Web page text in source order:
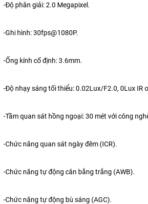
-Độ phân giải: 2.0 Megapixel.
-Ghi hình: 30fps@1080P.
-Ống kính cố định: 3.6mm.
-Độ nhạy sáng tối thiểu: 0.02Lux/F2.0, 0Lux IR
-Tầm quan sát hồng ngoại: 30 mét với công
-Chức năng quan sát ngày đêm (ICR).
-Chức năng tự động cân bằng trắng (AWB).
-Chức năng tự động bù sáng (AGC).